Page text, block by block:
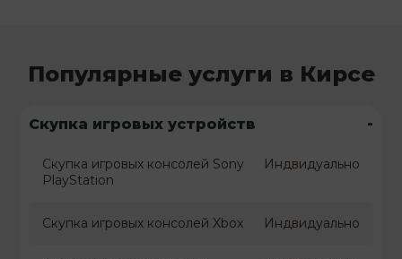
Популярные услуги в Кирсе
Скупка игровых устройств -
Скупка игровых консолей Sony
PlayStation
Индвидуально
Скупка игровых консолей Xbox Индвидуально